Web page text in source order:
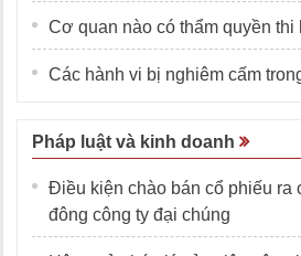
Cơ quan nào có thẩm quyền
Các hành vi bị nghiêm cấm
Pháp luật và kinh doanh
Điều kiện chào bán cổ phiếu ra
đông công ty đại chúng